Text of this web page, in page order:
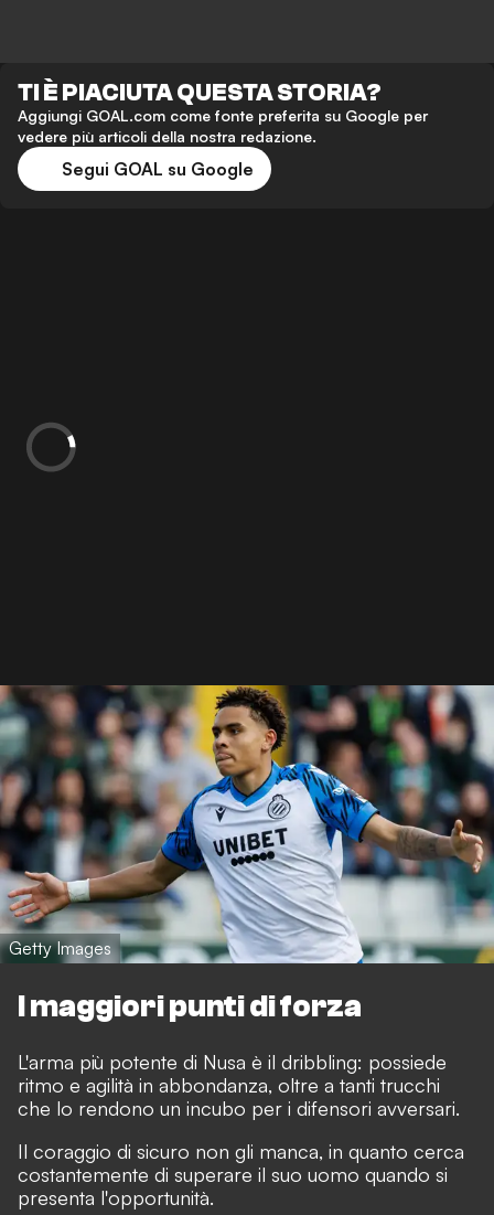
TI È PIACIUTA QUESTA STORIA?
Aggiungi GOAL.com come fonte preferita su Google per
vedere più articoli della nostra redazione.
Segui GOAL su Google
Getty Images
I maggiori punti di forza
L'arma più potente di Nusa è il dribbling: possiede
ritmo e agilità in abbondanza, oltre a tanti trucchi
che lo rendono un incubo per i difensori avversari.
Il coraggio di sicuro non gli manca, in quanto cerca
costantemente di superare il suo uomo quando si
presenta l'opportunità.